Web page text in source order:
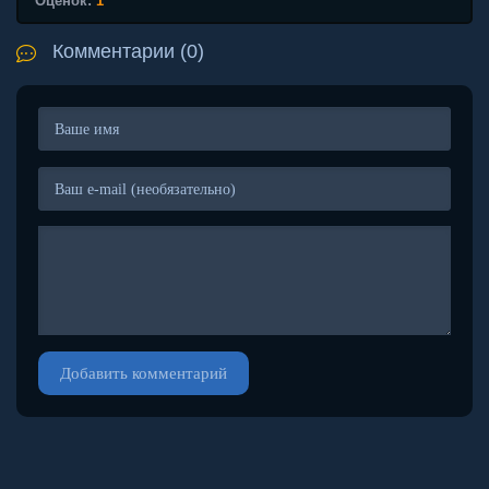
Комментарии (0)
Добавить комментарий